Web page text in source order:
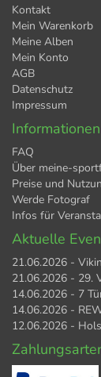
Kontakt
Mein Warenkorb
Meine Alben
Mein Konto
AGB
Datenschutz
Impressum
Informationen
FAQ
Über meine-
Preise und
Werde Fotograf
Infos für
Aktuelle
21.06.2026 -
21.06.2026 - 29.
14.06.2026 - 7
14.06.2026 -
12.06.2026 -